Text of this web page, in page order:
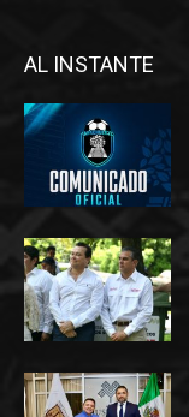
AL INSTANTE